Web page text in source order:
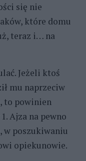
się nie
które domu
teraz i… na
Jeżeli ktoś
mu naprzeciw
to powinien
Ajza na pewno
w poszukiwaniu
opiekunowie.